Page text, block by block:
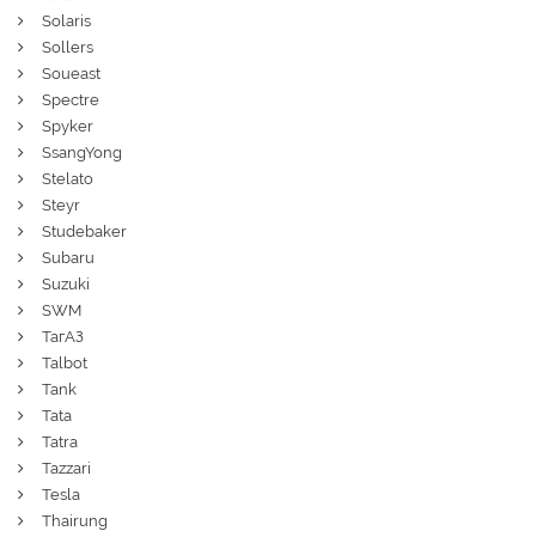
Solaris
Sollers
Soueast
Spectre
Spyker
SsangYong
Stelato
Steyr
Studebaker
Subaru
Suzuki
SWM
ТагАЗ
Talbot
Tank
Tata
Tatra
Tazzari
Tesla
Thairung